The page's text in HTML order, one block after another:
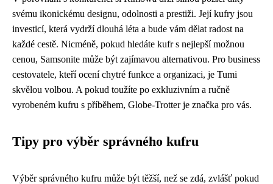
svému ikonickému designu, odolnosti a prestiži. Její kufry jsou
investicí, která vydrží dlouhá léta a bude vám dělat radost na
každé cestě. Nicméně, pokud hledáte kufr s nejlepší možnou
cenou, Samsonite může být zajímavou alternativou. Pro business
cestovatele, kteří ocení chytré funkce a organizaci, je Tumi
skvělou volbou. A pokud toužíte po exkluzivním a ručně
vyrobeném kufru s příběhem, Globe-Trotter je značka pro vás.
Tipy pro výběr správného kufru
Výběr správného kufru může být těžší, než se zdá, zvlášť pokud